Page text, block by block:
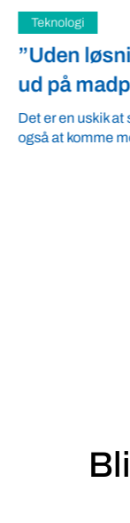
Teknologi
”Uden
ud på
Det er en uskik at
også at komme